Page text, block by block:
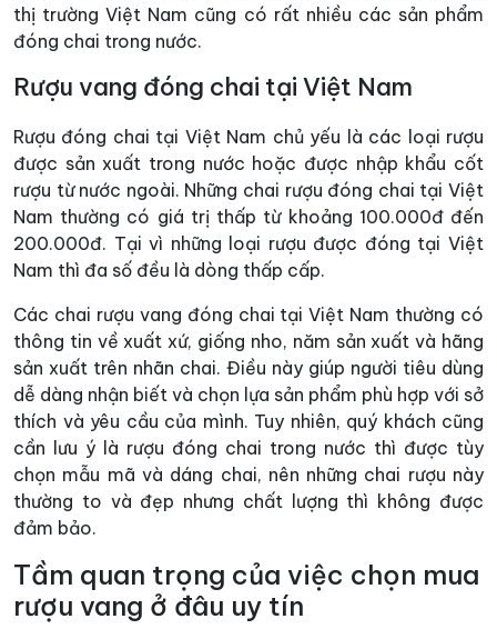
thị trường Việt Nam cũng có rất nhiều các sản phẩm
đóng chai trong nước.
Rượu vang đóng chai tại Việt Nam
Rượu đóng chai tại Việt Nam chủ yếu là các loại rượu
được sản xuất trong nước hoặc được nhập khẩu cốt
rượu từ nước ngoài. Những chai rượu đóng chai tại Việt
Nam thường có giá trị thấp từ khoảng 100.000đ đến
200.000đ. Tại vì những loại rượu được đóng tại Việt
Nam thì đa số đều là dòng thấp cấp.
Các chai rượu vang đóng chai tại Việt Nam thường có
thông tin về xuất xứ, giống nho, năm sản xuất và hãng
sản xuất trên nhãn chai. Điều này giúp người tiêu dùng
dễ dàng nhận biết và chọn lựa sản phẩm phù hợp với sở
thích và yêu cầu của mình. Tuy nhiên, quý khách cũng
cần lưu ý là rượu đóng chai trong nước thì được tùy
chọn mẫu mã và dáng chai, nên những chai rượu này
thường to và đẹp nhưng chất lượng thì không được
đảm bảo.
Tầm quan trọng của việc chọn mua
rượu vang ở đâu uy tín